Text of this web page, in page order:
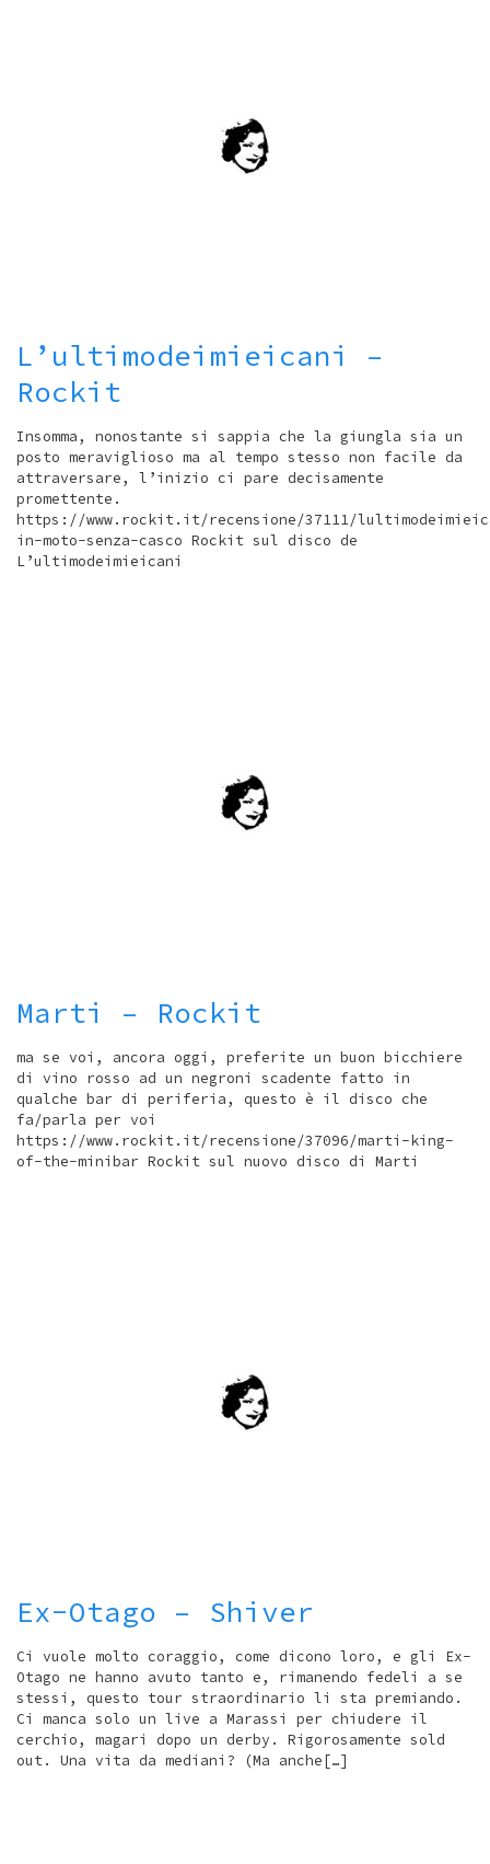
L’ultimodeimieicani –
Rockit
Insomma, nonostante si sappia che la giungla sia un
posto meraviglioso ma al tempo stesso non facile da
attraversare, l’inizio ci pare decisamente
promettente.
https://www.rockit.it/recensione/37111/
in-moto-senza-casco Rockit sul disco de
L’ultimodeimieicani
Marti – Rockit
ma se voi, ancora oggi, preferite un buon bicchiere
di vino rosso ad un negroni scadente fatto in
qualche bar di periferia, questo è il disco che
fa/parla per voi
https://www.rockit.it/recensione/37096/marti-king-
of-the-minibar Rockit sul nuovo disco di Marti
Ex-Otago – Shiver
Ci vuole molto coraggio, come dicono loro, e gli Ex-
Otago ne hanno avuto tanto e, rimanendo fedeli a se
stessi, questo tour straordinario li sta premiando.
Ci manca solo un live a Marassi per chiudere il
cerchio, magari dopo un derby. Rigorosamente sold
out. Una vita da mediani? (Ma anche[…]